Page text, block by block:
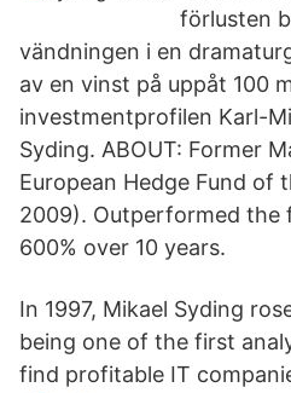
förlusten
vändningen i en
av en vinst på uppåt 100
investmentprofilen Karl-
Syding. ABOUT: Former
European Hedge Fund of
2009). Outperformed the
600% over 10 years.
In 1997, Mikael Syding
being one of the first
find profitable IT